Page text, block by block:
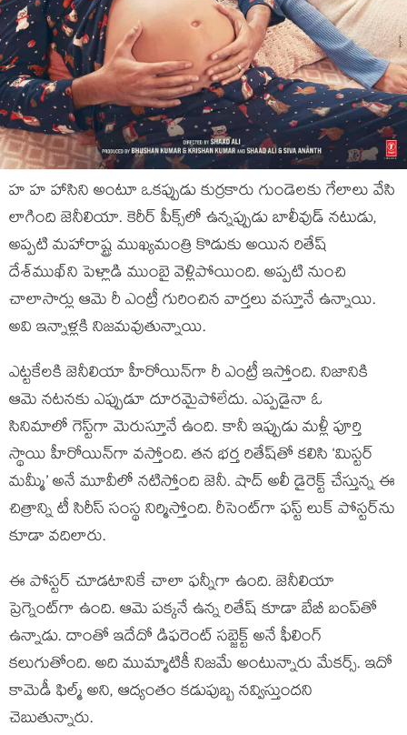
హ హ హాసిని అంటూ ఒకప్పుడు కుర్రకారు గుండెలకు గేలాలు వేసి
లాగింది జెనీలియా. కెరీర్‌‌ పీక్స్‌లో ఉన్నప్పుడు బాలీవుడ్ నటుడు,
అప్పటి మహారాష్ట్ర ముఖ్యమంత్రి కొడుకు అయిన రితేష్
దేశ్‌ముఖ్‌ని పెళ్లాడి ముంబై వెళ్లిపోయింది. అప్పటి నుంచి
చాలాసార్లు ఆమె రీ ఎంట్రీ గురించిన వార్తలు వస్తూనే ఉన్నాయి.
అవి ఇన్నాళ్లకి నిజమవుతున్నాయి.
ఎట్టకేలకి జెనీలియా హీరోయిన్‌గా రీ ఎంట్రీ ఇస్తోంది. నిజానికి
ఆమె నటనకు ఎప్పుడూ దూరమైపోలేదు. ఎప్పడైనా ఓ
సినిమాలో గెస్ట్‌గా మెరుస్తూనే ఉంది. కానీ ఇప్పుడు మళ్లీ పూర్తి
స్థాయి హీరోయిన్‌గా వస్తోంది. తన భర్త రితేష్‌తో కలిసి ‘మిస్టర్
మమ్మీ’ అనే మూవీలో నటిస్తోంది జెనీ. షాద్ అలీ డైరెక్ట్ చేస్తున్న ఈ
చిత్రాన్ని టీ సిరీస్ సంస్థ నిర్మిస్తోంది. రీసెంట్‌గా ఫస్ట్ లుక్ పోస్టర్‌‌ను
కూడా వదిలారు.
ఈ పోస్టర్ చూడటానికే చాలా ఫన్నీగా ఉంది. జెనీలియా
ప్రెగ్నెంట్‌గా ఉంది. ఆమె పక్కనే ఉన్న రితేష్ కూడా బేబీ బంప్‌తో
ఉన్నాడు. దాంతో ఇదేదో డిఫరెంట్‌ సబ్జెక్ట్ అనే ఫీలింగ్
కలుగుతోంది. అది ముమ్మాటికీ నిజమే అంటున్నారు మేకర్స్. ఇదో
కామెడీ ఫిల్మ్ అని, ఆద్యంతం కడుపుబ్బ నవ్విస్తుందని
చెబుతున్నారు.